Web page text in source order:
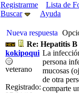
Registrarme
Lista de
Buscar
Ayuda
Nueva respuesta
Re: Hepatitis B
kokipoqui
veterano
Registrado:
La
persona
mucosas
de otra
comparte